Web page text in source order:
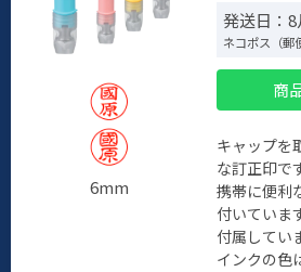
6mm
発送日：
ネコポス（郵
商
キャップを
な訂正印で
携帯に便利
付いていま
付属してい
インクの色